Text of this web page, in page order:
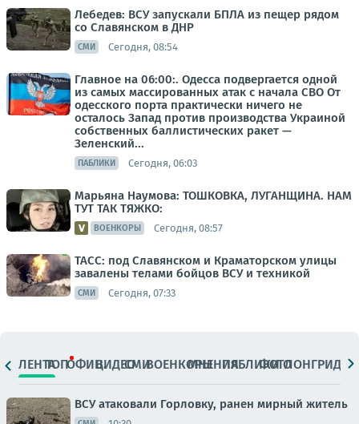
Лебедев: ВСУ запускали БПЛА из пещер рядом
со Славянском в ДНР
СМИ Сегодня, 08:54
Главное на 06:00:. Одесса подвергается одной
из самых массированных атак с начала СВО От
одесского порта практически ничего не
осталось Запад против производства Украиной
собственных баллистических ракет —
Зеленский...
ПАБЛИКИ Сегодня, 06:03
Марьяна Наумова: ТОШКОВКА, ЛУГАНЩИНА. НАМ
ТУТ ТАК ТЯЖКО:
ВОЕНКОРЫ Сегодня, 08:57
ТАСС: под Славянском и Краматорском улицы
завалены телами бойцов ВСУ и техникой
СМИ Сегодня, 07:33
ЛЕНТАТОПОФИЦ.ВИДЕОСМИВОЕНКОРЫМНЕНИЯПАБЛИКИ
ФОТОЛОНГРИДЫ
ВСУ атаковали Горловку, ранен мирный житель